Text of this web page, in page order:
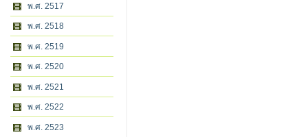
พ.ศ. 2517
พ.ศ. 2518
พ.ศ. 2519
พ.ศ. 2520
พ.ศ. 2521
พ.ศ. 2522
พ.ศ. 2523